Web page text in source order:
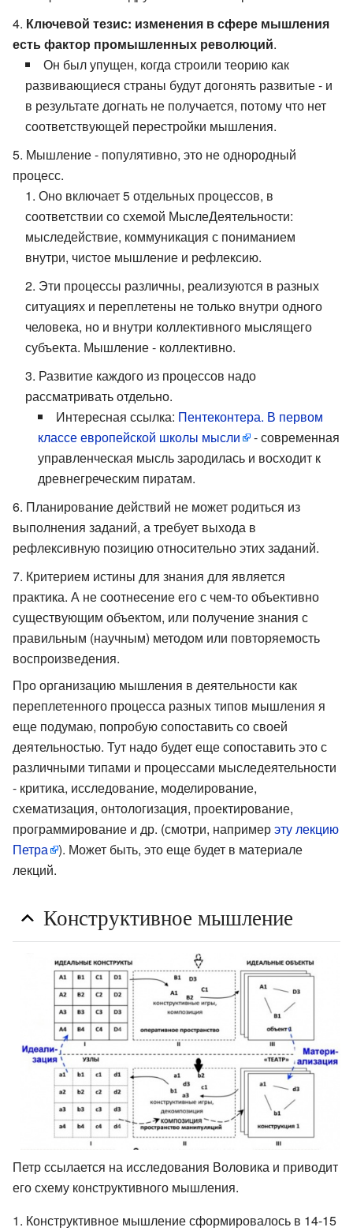
Ключевой тезис: изменения в сфере мышления
есть фактор промышленных революций.
Он был упущен, когда строили теорию как
развивающиеся страны будут догонять развитые - и
в результате догнать не получается, потому что нет
соответствующей перестройки мышления.
Мышление - популятивно, это не однородный
процесс.
Оно включает 5 отдельных процессов, в
соответствии со схемой МыслеДеятельности:
мыследействие, коммуникация с пониманием
внутри, чистое мышление и рефлексию.
Эти процессы различны, реализуются в разных
ситуациях и переплетены не только внутри одного
человека, но и внутри коллективного мыслящего
субъекта. Мышление - коллективно.
Развитие каждого из процессов надо
рассматривать отдельно.
Интересная ссылка: Пентеконтера. В первом
классе европейской школы мысли
- современная
управленческая мысль зародилась и восходит к
древнегреческим пиратам.
Планирование действий не может родиться из
выполнения заданий, а требует выхода в
рефлексивную позицию относительно этих заданий.
Критерием истины для знания для является
практика. А не соотнесение его с чем-то объективно
существующим объектом, или получение знания с
правильным (научным) методом или повторяемость
воспроизведения.
Про организацию мышления в деятельности как
переплетенного процесса разных типов мышления я
еще подумаю, попробую сопоставить со своей
деятельностью. Тут надо будет еще сопоставить это с
различными типами и процессами мыследеятельности
- критика, исследование, моделирование,
схематизация, онтологизация, проектирование,
программирование и др. (смотри, напримерэту лекцию
Петра ). Может быть, это еще будет в материале
лекций.
Конструктивное мышление
Петр ссылается на исследования Воловика и приводит
его схему конструктивного мышления.
Конструктивное мышление сформировалось в 14-15